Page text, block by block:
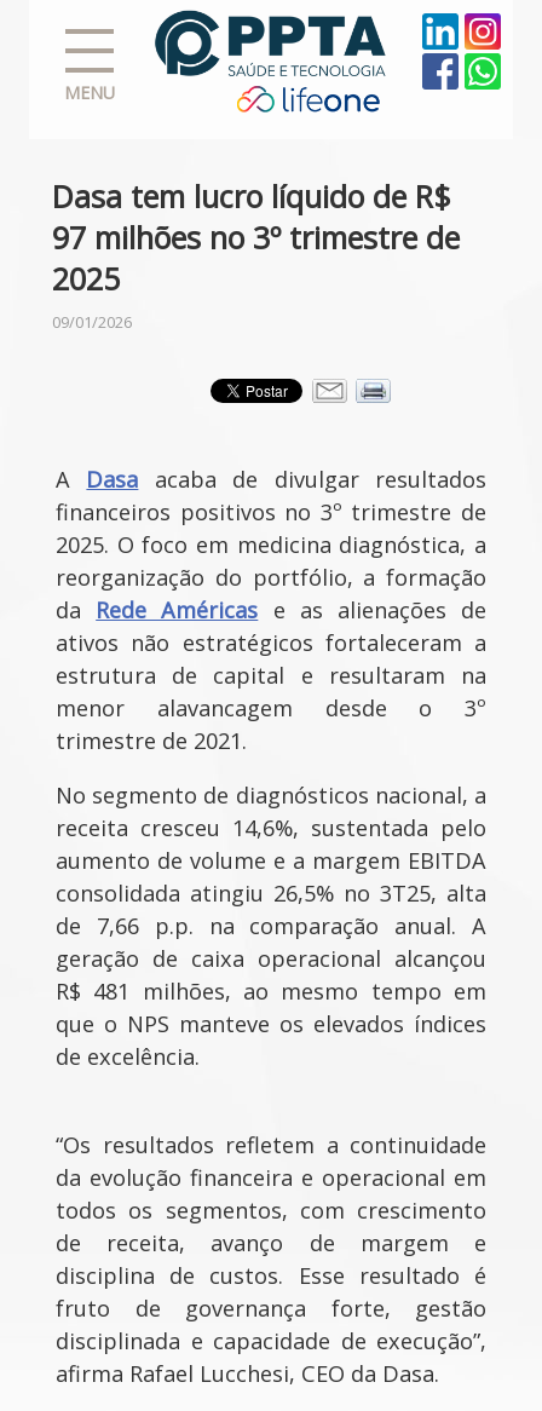
MENU
Dasa tem lucro líquido de R$
97 milhões no 3º trimestre de
2025
09/01/2026
A Dasa
acaba de divulgar resultados
financeiros positivos no 3º trimestre de
2025. O foco em medicina diagnóstica, a
reorganização do portfólio, a formação
da Rede Américas e as alienações de
ativos não estratégicos fortaleceram a
estrutura de capital e resultaram na
menor alavancagem desde o 3º
trimestre de 2021.
No segmento de diagnósticos nacional, a
receita cresceu 14,6%, sustentada pelo
aumento de volume e a margem EBITDA
consolidada atingiu 26,5% no 3T25, alta
de 7,66 p.p. na comparação anual. A
geração de caixa operacional alcançou
R$ 481 milhões, ao mesmo tempo em
que o NPS manteve os elevados índices
de excelência.
“Os resultados refletem a continuidade
da evolução financeira e operacional em
todos os segmentos, com crescimento
de receita, avanço de margem e
disciplina de custos. Esse resultado é
fruto de governança forte, gestão
disciplinada e capacidade de execução”,
afirma Rafael Lucchesi, CEO da Dasa.